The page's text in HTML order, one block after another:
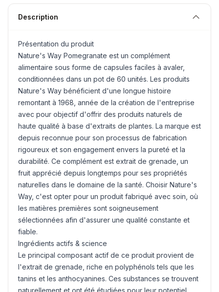
Description
Présentation du produit
Nature's Way Pomegranate est un complément
alimentaire sous forme de capsules faciles à avaler,
conditionnées dans un pot de 60 unités. Les produits
Nature's Way bénéficient d'une longue histoire
remontant à 1968, année de la création de l'entreprise
avec pour objectif d'offrir des produits naturels de
haute qualité à base d'extraits de plantes. La marque est
depuis reconnue pour son processus de fabrication
rigoureux et son engagement envers la pureté et la
durabilité. Ce complément est extrait de grenade, un
fruit apprécié depuis longtemps pour ses propriétés
naturelles dans le domaine de la santé. Choisir Nature's
Way, c'est opter pour un produit fabriqué avec soin, où
les matières premières sont soigneusement
sélectionnées afin d'assurer une qualité constante et
fiable.
Ingrédients actifs & science
Le principal composant actif de ce produit provient de
l'extrait de grenade, riche en polyphénols tels que les
tanins et les anthocyanines. Ces substances se trouvent
naturellement et ont été étudiées pour leur potentiel